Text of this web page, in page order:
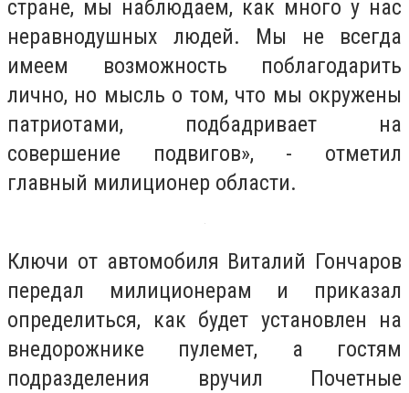
стране, мы наблюдаем, как много у нас
неравнодушных людей. Мы не всегда
имеем возможность поблагодарить
лично, но мысль о том, что мы окружены
патриотами, подбадривает на
совершение подвигов», - отметил
главный милиционер области.
Ключи от автомобиля Виталий Гончаров
передал милиционерам и приказал
определиться, как будет установлен на
внедорожнике пулемет, а гостям
подразделения вручил Почетные